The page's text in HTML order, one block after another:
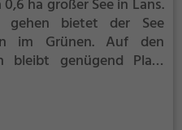
ha großer See in Lans.
bietet der See
im Grünen. Auf den
bleibt genügend Platz
ein beliebtes
Freunde oder